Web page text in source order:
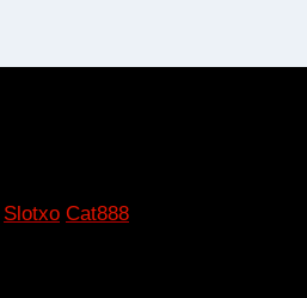
Slotxo Cat888